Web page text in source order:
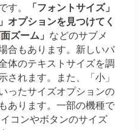
。
「フォントサイズ」
オプションを見つけてく
ズーム」 などのサブメ
合もあります。新しいバ
体のテキストサイズを調
されます。また、「小」
ったサイズオプションの
あります。一部の機種で
コンやボタンのサイズ